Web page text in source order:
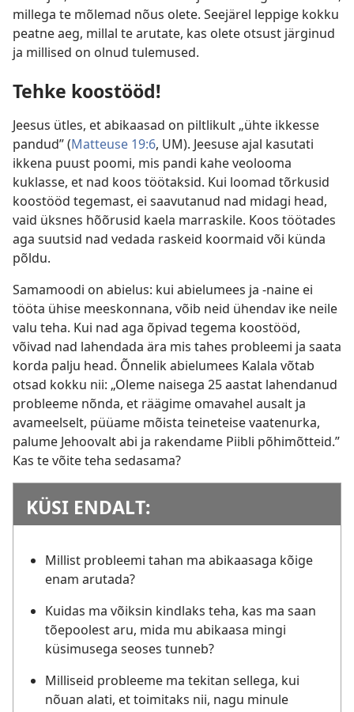
millega te mõlemad nõus olete. Seejärel leppige kokku
peatne aeg, millal te arutate, kas olete otsust järginud
ja millised on olnud tulemused.
Tehke koostööd!
Jeesus ütles, et abikaasad on piltlikult „ühte ikkesse
pandud” (Matteuse 19:6, UM). Jeesuse ajal kasutati
ikkena puust poomi, mis pandi kahe veolooma
kuklasse, et nad koos töötaksid. Kui loomad tõrkusid
koostööd tegemast, ei saavutanud nad midagi head,
vaid üksnes hõõrusid kaela marraskile. Koos töötades
aga suutsid nad vedada raskeid koormaid või künda
põldu.
Samamoodi on abielus: kui abielumees ja -naine ei
tööta ühise meeskonnana, võib neid ühendav ike neile
valu teha. Kui nad aga õpivad tegema koostööd,
võivad nad lahendada ära mis tahes probleemi ja saata
korda palju head. Õnnelik abielumees Kalala võtab
otsad kokku nii: „Oleme naisega 25 aastat lahendanud
probleeme nõnda, et räägime omavahel ausalt ja
avameelselt, püüame mõista teineteise vaatenurka,
palume Jehoovalt abi ja rakendame Piibli põhimõtteid.”
Kas te võite teha sedasama?
KÜSI ENDALT:
Millist probleemi tahan ma abikaasaga kõige
enam arutada?
Kuidas ma võiksin kindlaks teha, kas ma saan
tõepoolest aru, mida mu abikaasa mingi
küsimusega seoses tunneb?
Milliseid probleeme ma tekitan sellega, kui
nõuan alati, et toimitaks nii, nagu minule